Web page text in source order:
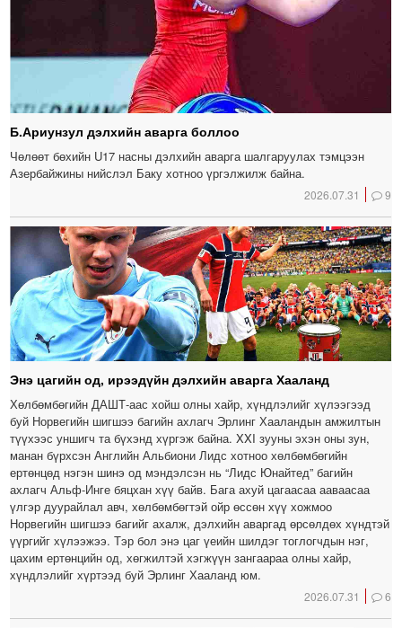
Б.Ариунзул дэлхийн аварга боллоо
Чөлөөт бөхийн U17 насны дэлхийн аварга шалгаруулах тэмцээн
Азербайжины нийслэл Баку хотноо үргэлжилж байна.
2026.07.31 9
Энэ цагийн од, ирээдүйн дэлхийн аварга Хааланд
Хөлбөмбөгийн ДАШТ-аас хойш олны хайр, хүндлэлийг хүлээгээд
буй Норвегийн шигшээ багийн ахлагч Эрлинг Хааландын амжилтын
түүхээс уншигч та бүхэнд хүргэж байна. XXI зууны эхэн оны зун,
манан бүрхсэн Английн Альбиони Лидс хотноо хөлбөмбөгийн
ертөнцөд нэгэн шинэ од мэндэлсэн нь “Лидс Юнайтед” багийн
ахлагч Альф-Инге бяцхан хүү байв. Бага ахуй цагаасаа ааваасаа
үлгэр дуурайлал авч, хөлбөмбөгтэй ойр өссөн хүү хожмоо
Норвегийн шигшээ багийг ахалж, дэлхийн аваргад өрсөлдөх хүндтэй
үүргийг хүлээжээ. Тэр бол энэ цаг үеийн шилдэг тоглогчдын нэг,
цахим ертөнцийн од, хөгжилтэй хэгжүүн зангаараа олны хайр,
хүндлэлийг хүртээд буй Эрлинг Хааланд юм.
2026.07.31 6